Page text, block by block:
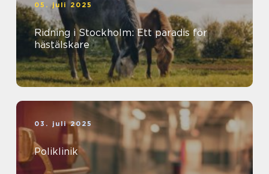
05. juli 2025
Ridning i Stockholm: Ett paradis för
hästälskare
03. juli 2025
Poliklinik